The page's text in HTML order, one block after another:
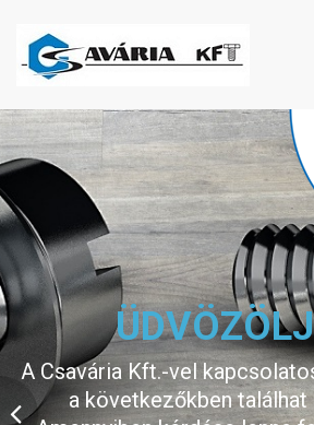
Tájékoztatjuk kedves
utóbbi idők deviza árfolyam